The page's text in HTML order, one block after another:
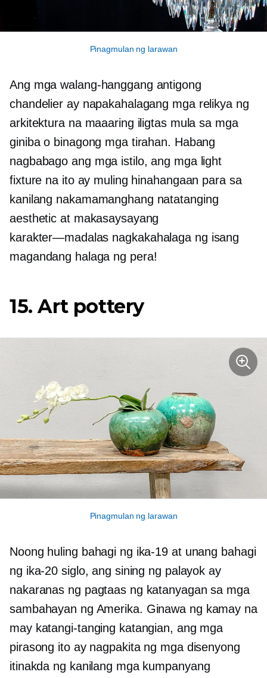
Pinagmulan ng larawan
Ang mga walang-hanggang antigong
chandelier ay napakahalagang mga relikya ng
arkitektura na maaaring iligtas mula sa mga
giniba o binagong mga tirahan. Habang
nagbabago ang mga istilo, ang mga light
fixture na ito ay muling hinahangaan para sa
kanilang nakamamanghang natatanging
aesthetic at makasaysayang
karakter—madalas nagkakahalaga ng isang
magandang halaga ng pera!
15. Art pottery
Pinagmulan ng larawan
Noong huling bahagi ng ika-19 at unang bahagi
ng ika-20 siglo, ang sining ng palayok ay
nakaranas ng pagtaas ng katanyagan sa mga
sambahayan ng Amerika. Ginawa ng kamay na
may katangi-tanging katangian, ang mga
pirasong ito ay nagpakita ng mga disenyong
itinakda ng kanilang mga kumpanyang